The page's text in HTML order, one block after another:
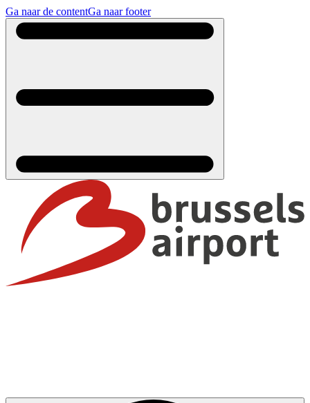
Ga naar de contentGa naar footer